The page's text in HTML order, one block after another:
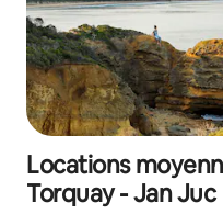
Locations
Torquay - Jan Juc